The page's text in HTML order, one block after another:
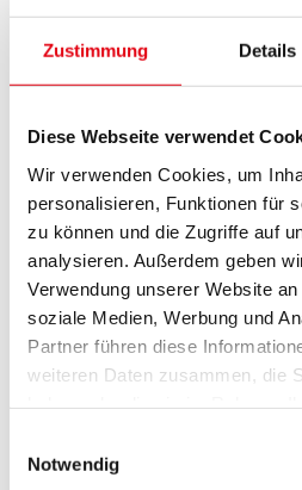
Zustimmung Details
Diese Webseite verwendet
Wir verwenden Cookies, um
personalisieren, Funktionen für
zu können und die Zugriffe auf
analysieren. Außerdem geben
Verwendung unserer Website
soziale Medien, Werbung und
Partner führen diese
weiteren Daten zusammen, die
Notwendig
Kabarett: Lilian
- O Pannenbaum!
Lilian Klebow & Gernot Haas
Kultur Burgenland
06. NOVEMBER 2026 20:00
Kabarett: Andreas